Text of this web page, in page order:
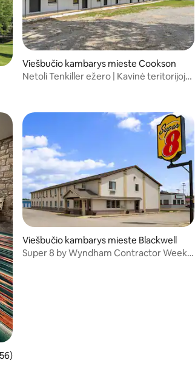
Viešbučio kambarys mieste Cookson
Netoli Tenkiller ežero | Kavinė teritorijoje
įvertinimas: 4,98 iš 5, atsiliepimų: 56
Viešbučio kambarys mieste Blackwell
Super 8 by Wyndham Contractor Weekly